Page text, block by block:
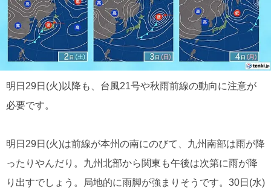
明日29日(火)以降も、台風21号や秋雨前線の動向に注意が
必要です。
明日29日(火)は前線が本州の南にのびて、九州南部は雨が降
ったりやんだり。九州北部から関東も午後は次第に雨が降
り出すでしょう。局地的に雨脚が強まりそうです。30日(水)